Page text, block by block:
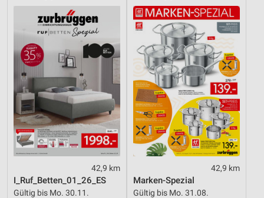
42,9 km
I_Ruf_Betten_01_26_ES
Gültig bis Mo. 30.11.
42,9 km
Marken-Spezial
Gültig bis Mo. 31.08.